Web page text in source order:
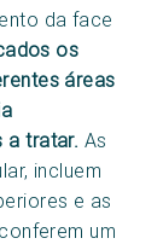
da face
os
áreas
a tratar. As
incluem
e as
um